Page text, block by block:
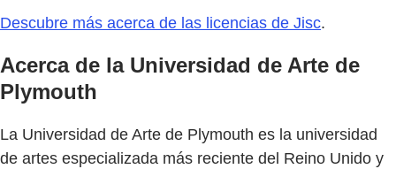
Descubre más acerca de las licencias de Jisc.
Acerca de la Universidad de Arte de
Plymouth
La Universidad de Arte de Plymouth es la universidad
de artes especializada más reciente del Reino Unido y